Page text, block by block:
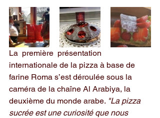
La  première  présentation
internationale de la pizza à base de
farine Roma s’est déroulée sous la
caméra de la chaîne Al Arabiya, la
deuxième du monde arabe. "La pizza
sucrée est une curiosité que nous